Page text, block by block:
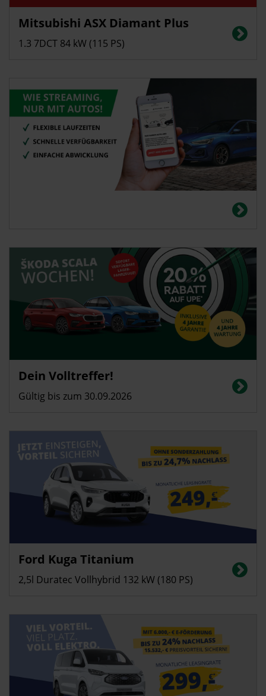
Energieverbrauch in l/100 km (kombiniert): 5,7; CO2-Emissionen
(kombiniert): 129 g/km; CO2-Klasse: D
Mitsubishi ASX Diamant Plus
1.3 7DCT 84 kW (115 PS)
Dein Volltreffer!
Gültig bis zum 30.09.2026
Energieverbrauch in l/100 km (kombiniert): 5,3; CO2-Emissionen
(kombiniert): 122g/km; CO2-Klasse: E
Ford Kuga Titanium
2,5l Duratec Vollhybrid 132 kW (180 PS)